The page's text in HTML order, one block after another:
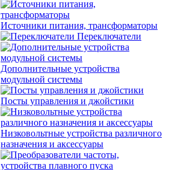
Источники питания, трансформаторы
Переключатели
Дополнительные устройства
модульной системы
Посты управления и джойстики
Низковольтные устройства различного
назначения и аксессуары